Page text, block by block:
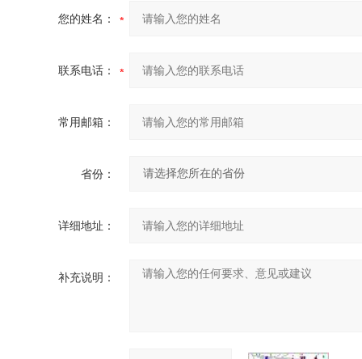
您的姓名：
联系电话：
常用邮箱：
省份：
详细地址：
补充说明：